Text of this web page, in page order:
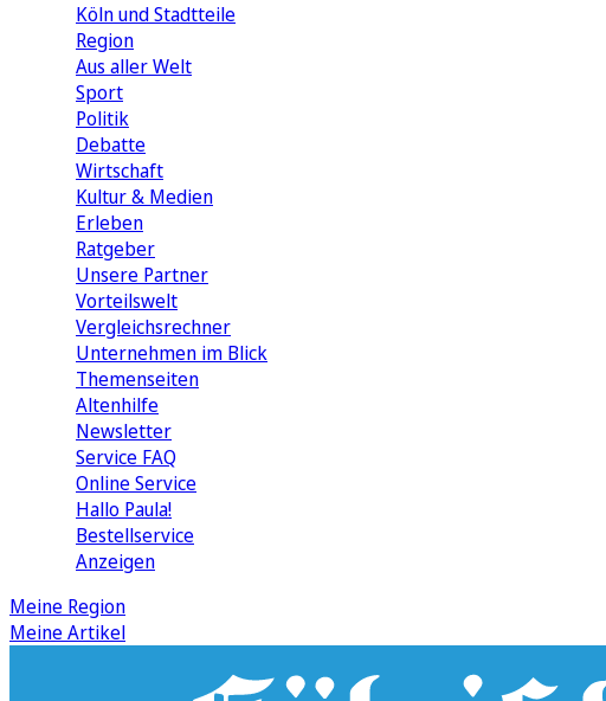
Köln und Stadtteile
Region
Aus aller Welt
Sport
Politik
Debatte
Wirtschaft
Kultur & Medien
Erleben
Ratgeber
Unsere Partner
Vorteilswelt
Vergleichsrechner
Unternehmen im Blick
Themenseiten
Altenhilfe
Newsletter
Service FAQ
Online Service
Hallo Paula!
Bestellservice
Anzeigen
Meine Region
Meine Artikel